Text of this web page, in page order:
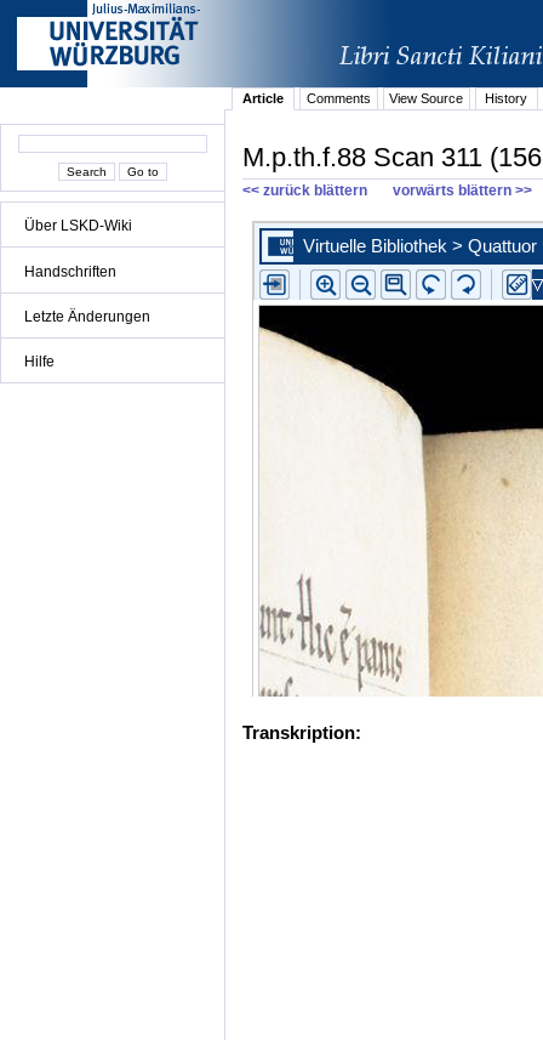
Über LSKD-Wiki
Handschriften
Letzte Änderungen
Hilfe
Article Comments View Source History
M.p.th.f.88 Scan 311
<< zurück blättern vorwärts blättern >>
Transkription: